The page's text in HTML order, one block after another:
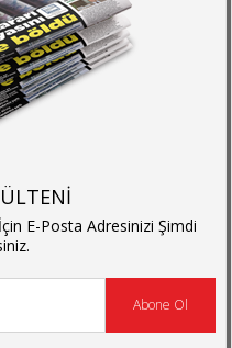
E-Posta Adresinizi Şimdi
Abone Ol